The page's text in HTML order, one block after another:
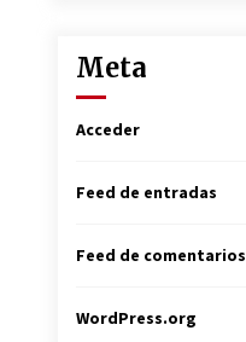
Meta
Acceder
Feed de entradas
Feed de comentarios
WordPress.org